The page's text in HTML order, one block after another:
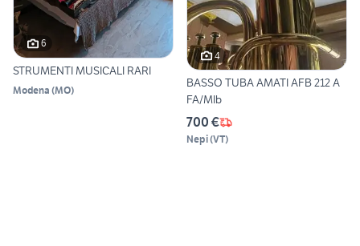
6
STRUMENTI MUSICALI RARI
Modena (MO)
4
BASSO TUBA AMATI AFB 212 A
FA/MIb
700 €
Nepi(VT)